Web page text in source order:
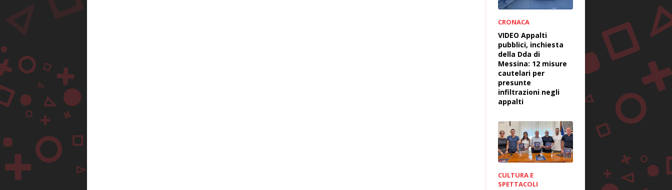
CRONACA
VIDEO Appalti
pubblici, inchiesta
della Dda di
Messina: 12 misure
cautelari per
presunte
infiltrazioni negli
appalti
CULTURA E
SPETTACOLI